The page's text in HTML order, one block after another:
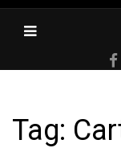
Tag: